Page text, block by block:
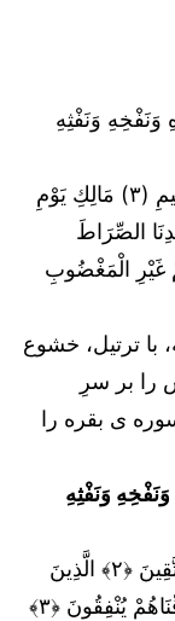
وَنَفْخِهِ وَنَفْثِهِ
الْحَمْدُ لِلَّهِ رَبِّ الْعَالَمِينَ (۲) الرَّحْمَنِ الرَّحِيمِ (۳) مَالِكِ يَوْمِ
نَعْبُدُ وَإِيَّاكَ نَسْتَعِينُ (۵) اهْدِنَا الصِّرَاطَ
غَيْرِ الْمَغْضُوبِ
با ترتیل، خشوع
را بر سرِ
ی بقره را
وَنَفْثِهِ
الم ﴿١﴾ ذَلِکَ الْکِتَابُ لا رَیْبَ فِیهِ هُدًى لِلْمُتَّقِینَ ﴿٢﴾ الَّذِینَ
یُؤْمِنُونَ بِالْغَیْبِ وَیُقِیمُونَ الصَّلاةَ وَمِمَّا رَزَقْنَاهُمْ یُنْفِقُونَ ﴿٣﴾